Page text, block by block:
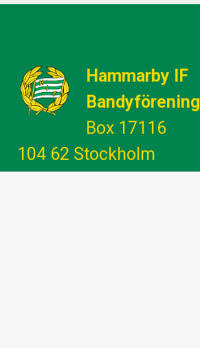
Hammarby IF
Bandyförening
Box 17116
104 62 Stockholm